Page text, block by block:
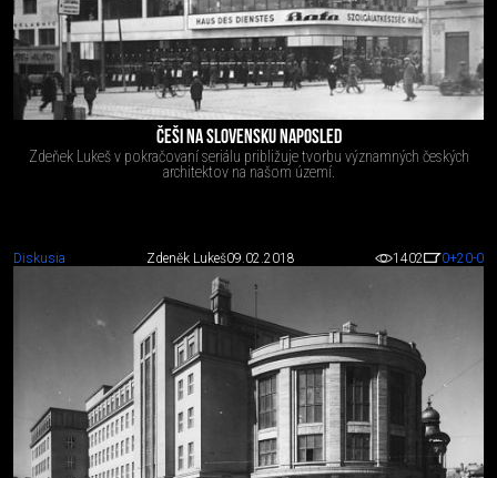
ČEŠI NA SLOVENSKU NAPOSLED
Zdeňek Lukeš v pokračovaní seriálu približuje tvorbu významných českých
architektov na našom území.
Diskusia Zdeněk Lukeš09.02.2018 1402 0+20-0